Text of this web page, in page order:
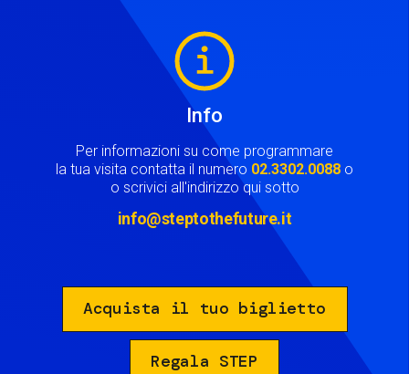
Info
Per informazioni su come programmare
la tua visita contatta il numero 02.3302.0088 o
o scrivici all'indirizzo qui sotto
info@steptothefuture.it
Acquista il tuo biglietto
Regala STEP